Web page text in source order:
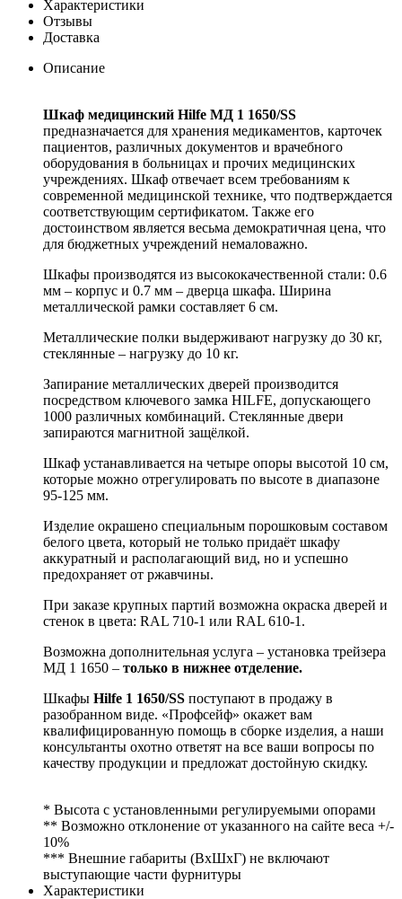
Характеристики
Отзывы
Доставка
Описание
Шкаф медицинский Hilfe МД 1 1650/SS
предназначается для хранения медикаментов, карточек
пациентов, различных документов и врачебного
оборудования в больницах и прочих медицинских
учреждениях. Шкаф отвечает всем требованиям к
современной медицинской технике, что подтверждается
соответствующим сертификатом. Также его
достоинством является весьма демократичная цена, что
для бюджетных учреждений немаловажно.
Шкафы производятся из высококачественной стали: 0.6
мм – корпус и 0.7 мм – дверца шкафа. Ширина
металлической рамки составляет 6 см.
Металлические полки выдерживают нагрузку до 30 кг,
стеклянные – нагрузку до 10 кг.
Запирание металлических дверей производится
посредством ключевого замка HILFE, допускающего
1000 различных комбинаций. Стеклянные двери
запираются магнитной защёлкой.
Шкаф устанавливается на четыре опоры высотой 10 см,
которые можно отрегулировать по высоте в диапазоне
95-125 мм.
Изделие окрашено специальным порошковым составом
белого цвета, который не только придаёт шкафу
аккуратный и располагающий вид, но и успешно
предохраняет от ржавчины.
При заказе крупных партий возможна окраска дверей и
стенок в цвета: RAL 710-1 или RAL 610-1.
Возможна дополнительная услуга – установка трейзера
МД 1 1650 – только в нижнее отделение.
Шкафы Hilfe 1 1650/SS поступают в продажу в
разобранном виде. «Профсейф» окажет вам
квалифицированную помощь в сборке изделия, а наши
консультанты охотно ответят на все ваши вопросы по
качеству продукции и предложат достойную скидку.
* Высота с установленными регулируемыми опорами
** Возможно отклонение от указанного на сайте веса +/-
10%
*** Внешние габариты (ВхШхГ) не включают
выступающие части фурнитуры
Характеристики